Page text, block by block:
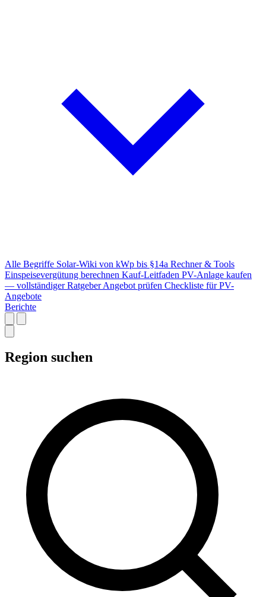
Alle Begriffe Solar-Wiki von kWp bis §14a Rechner & Tools
Einspeisevergütung berechnen Kauf-Leitfaden PV-Anlage kaufen
— vollständiger Ratgeber Angebot prüfen Checkliste für PV-
Angebote
Berichte
Region suchen